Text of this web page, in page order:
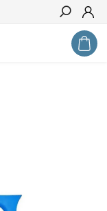
Hledat